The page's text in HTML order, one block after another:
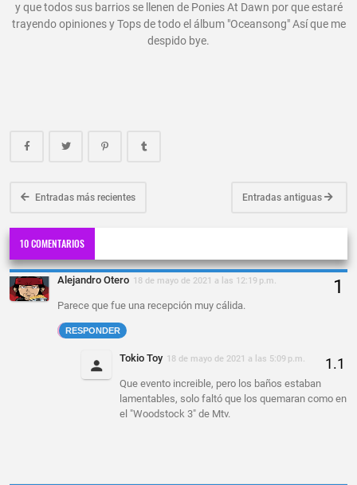
y que todos sus barrios se llenen de Ponies At Dawn por que estaré
trayendo opiniones y Tops de todo el álbum "Oceansong" Así que me
despido bye.
Entradas más recientes Entradas antiguas
10 COMENTARIOS
Alejandro Otero 18 de mayo de 2021 a las 12:19 p.m.
Parece que fue una recepción muy cálida.
RESPONDER
Tokio Toy 18 de mayo de 2021 a las 5:09 p.m.
Que evento increible, pero los baños estaban
lamentables, solo faltó que los quemaran como en
el "Woodstock 3" de Mtv.